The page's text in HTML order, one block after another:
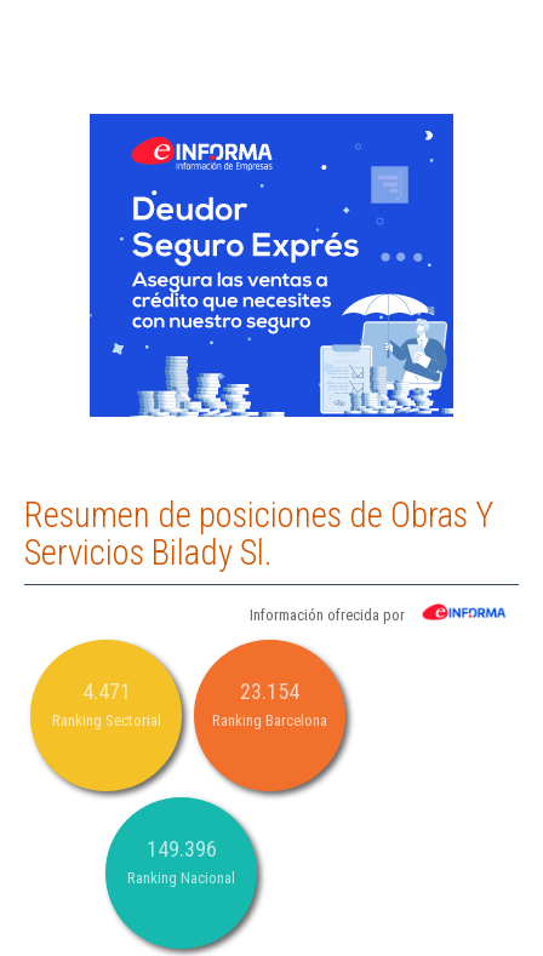
Resumen de posiciones de Obras Y
Servicios Bilady Sl.
Información ofrecida por
4.471
Ranking Sectorial
23.154
Ranking Barcelona
149.396
Ranking Nacional